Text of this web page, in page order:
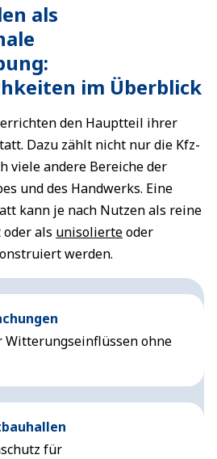
als
im Überblick
den Hauptteil ihrer
Dazu zählt nicht nur die Kfz-
viele andere Bereiche der
und des Handwerks. Eine
kann je nach Nutzen als reine
als unisolierteoder
werden.
Witterungseinflüssen ohne
für